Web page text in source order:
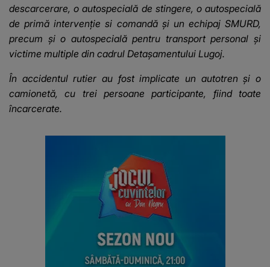
descarcerare, o autospecială de stingere, o autospecială
de primă intervenție si comandă și un echipaj SMURD,
precum și o autospecială pentru transport personal și
victime multiple din cadrul Detașamentului Lugoj.
În accidentul rutier au fost implicate un autotren și o
camionetă, cu trei persoane participante, fiind toate
încarcerate.